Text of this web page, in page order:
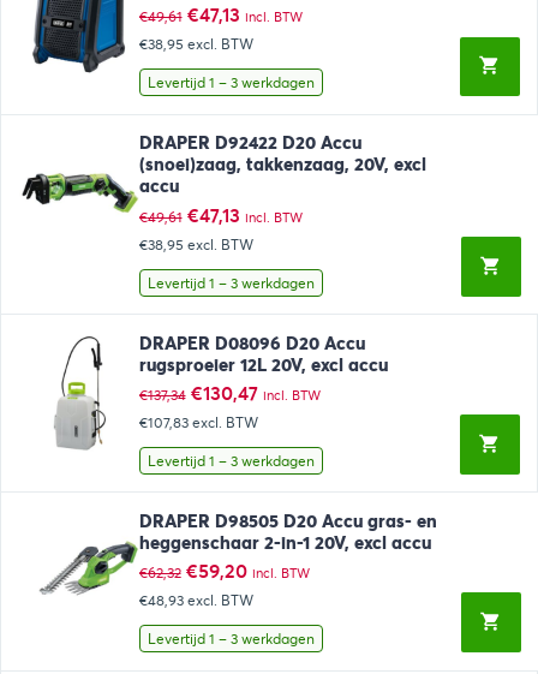
€49,61 Oorspronkelijke
prijs
was:
€49,61.
€47,13Huidige
prijs
is:
€47,13.
incl. BTW
€38,95 excl. BTW
Levertijd 1 – 3 werkdagen
DRAPER D92422 D20 Accu
(snoei)zaag, takkenzaag, 20V, excl
accu
€49,61 Oorspronkelijke
prijs
was:
€49,61.
€47,13Huidige
prijs
is:
€47,13.
incl. BTW
€38,95 excl. BTW
Levertijd 1 – 3 werkdagen
DRAPER D08096 D20 Accu
rugsproeier 12L 20V, excl accu
€137,34 Oorspronkelijke
prijs
was:
€137,34.
€130,47Huidige
prijs
is:
€130,47.
incl. BTW
€107,83 excl. BTW
Levertijd 1 – 3 werkdagen
DRAPER D98505 D20 Accu gras- en
heggenschaar 2-in-1 20V, excl accu
€62,32 Oorspronkelijke
prijs
was:
€62,32.
€59,20Huidige
prijs
is:
€59,20.
incl. BTW
€48,93 excl. BTW
Levertijd 1 – 3 werkdagen